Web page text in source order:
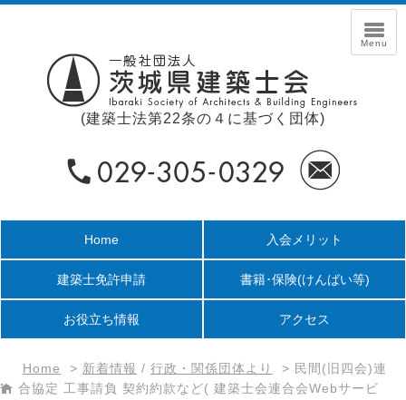
(建築士法第22条の４に基づく団体)
Home 入会メリット
建築士免許申請 書籍･保険(けんばい等)
お役立ち情報 アクセス
Home > 新着情報 / 行政・関係団体より > 民間(旧四会)連
合協定 工事請負 契約約款など( 建築士会連合会Webサービ